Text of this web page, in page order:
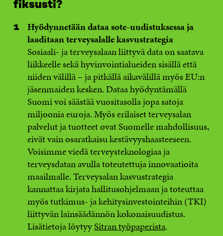
fiksusti?
Hyödynnetään dataa sote-uudistuksessa ja
laaditaan terveysalalle kasvustrategia
Sosiaali- ja terveysalaan liittyvä data on saatava
liikkeelle sekä hyvinvointialueiden sisällä että
niiden välillä – ja pitkällä aikavälillä myös EU:n
jäsenmaiden kesken. Dataa hyödyntämällä
Suomi voi säästää vuositasolla jopa satoja
miljoonia euroja. Myös erilaiset terveysalan
palvelut ja tuotteet ovat Suomelle mahdollisuus,
eivät vain osaratkaisu kestävyyshaasteeseen.
Voisimme viedä terveysteknologiaa ja
terveysdatan avulla toteutettuja innovaatioita
maailmalle. Terveysalan kasvustrategia
kannattaa kirjata hallitusohjelmaan ja toteuttaa
myös tutkimus- ja kehitysinvestointeihin (TKI)
liittyvän lainsäädännön kokonaisuudistus.
Lisätietoja löytyySitran työpaperista.